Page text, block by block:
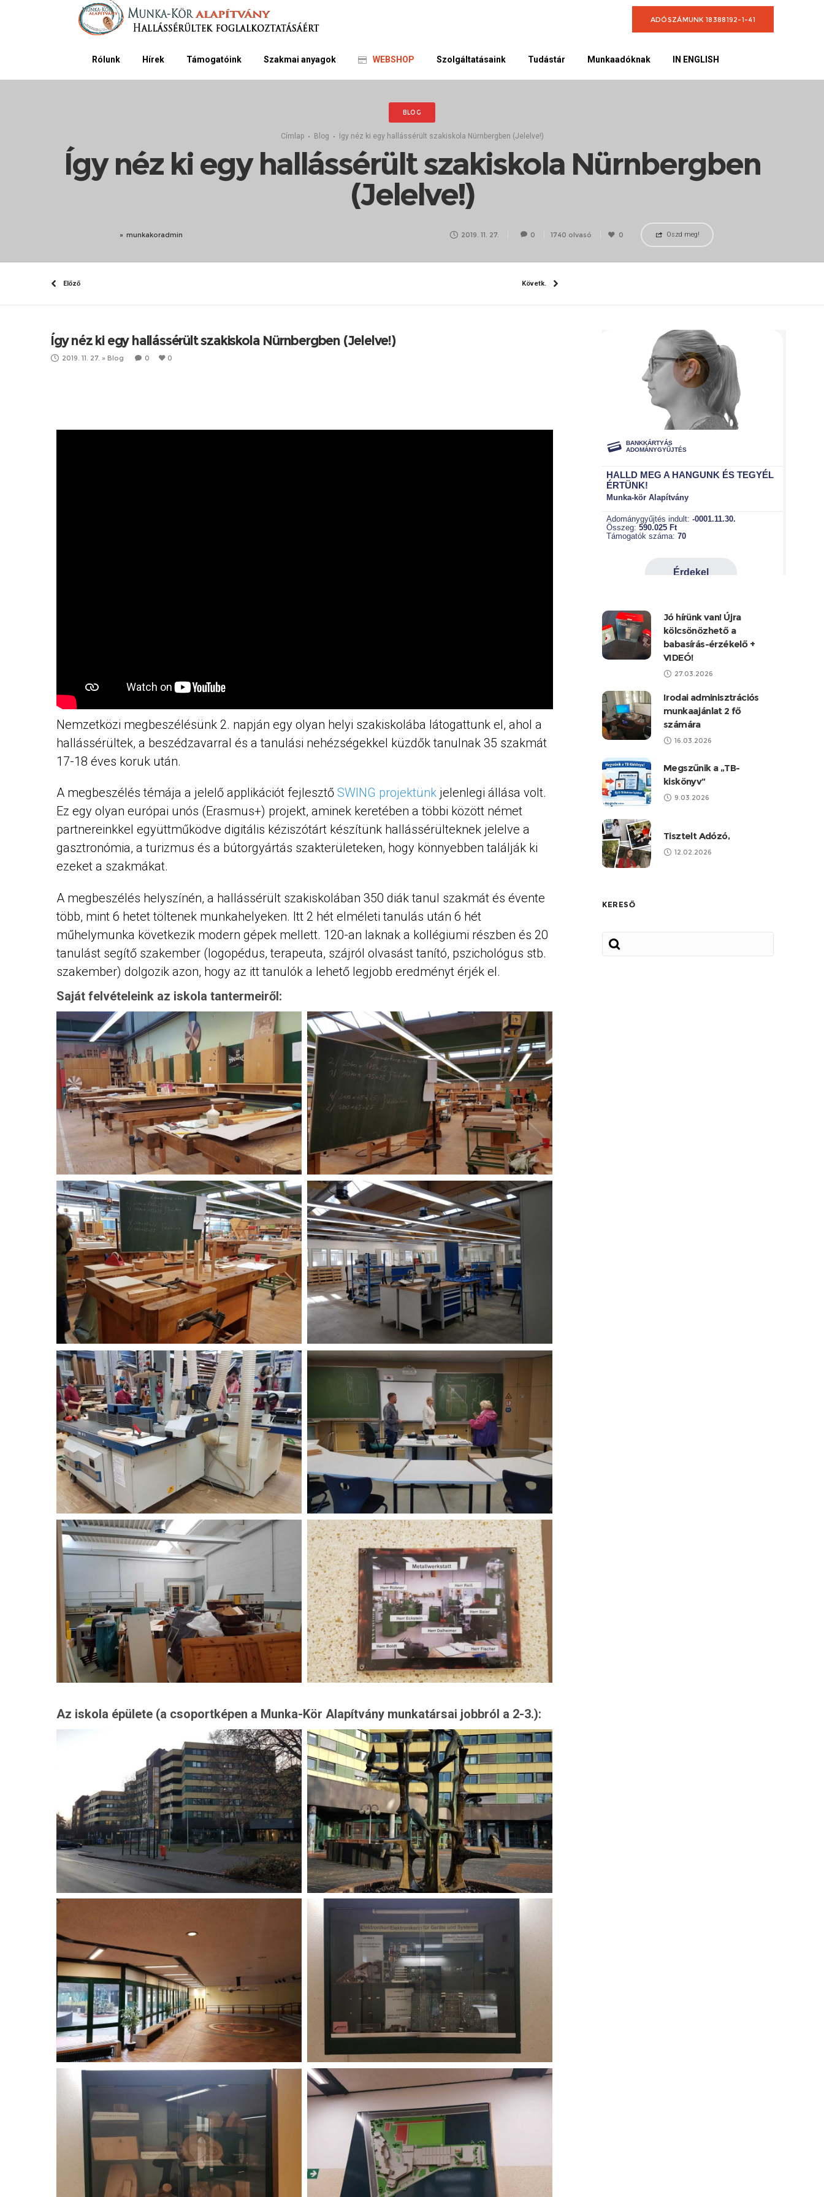
ADÓSZÁMUNK 18388192-1-41
Rólunk Hírek Támogatóink Szakmai anyagok WEBSHOP Szolgáltatásaink Tudástár Munkaadóknak IN ENGLISH
BLOG
Címlap Blog Így néz ki egy hallássérült szakiskola Nürnbergben (Jelelve!)
Így néz ki egy hallássérült szakiskola Nürnbergben
(Jelelve!)
» munkakoradmin 2019. 11. 27. 0 1740 olvasó 0 Oszd meg!
Előző Követk.
Így néz ki egy hallássérült szakiskola Nürnbergben (Jelelve!)
2019. 11. 27. » Blog 0 0
Nemzetközi megbeszélésünk 2. napján egy olyan helyi szakiskolába látogattunk el, ahol a
hallássérültek, a beszédzavarral és a tanulási nehézségekkel küzdők tanulnak 35 szakmát
17-18 éves koruk után.
A megbeszélés témája a jelelő applikációt fejlesztő SWING projektünk jelenlegi állása volt.
Ez egy olyan európai unós (Erasmus+) projekt, aminek keretében a többi között német
partnereinkkel együttműködve digitális kéziszótárt készítünk hallássérülteknek jelelve a
gasztronómia, a turizmus és a bútorgyártás szakterületeken, hogy könnyebben találják ki
ezeket a szakmákat.
A megbeszélés helyszínén, a hallássérült szakiskolában 350 diák tanul szakmát és évente
több, mint 6 hetet töltenek munkahelyeken. Itt 2 hét elméleti tanulás után 6 hét
műhelymunka következik modern gépek mellett. 120-an laknak a kollégiumi részben és 20
tanulást segítő szakember (logopédus, terapeuta, szájról olvasást tanító, pszichológus stb.
szakember) dolgozik azon, hogy az itt tanulók a lehető legjobb eredményt érjék el.
Saját felvételeink az iskola tantermeiről:
Az iskola épülete (a csoportképen a Munka-Kör Alapítvány munkatársai jobbról a 2-3.):
Jó hírünk van! Újra
kölcsönözhető a
babasírás-érzékelő +
VIDEÓ!
27.03.2026
Irodai adminisztrációs
munkaajánlat 2 fő
számára
16.03.2026
Megszűnik a „TB-
kiskönyv”
9.03.2026
Tisztelt Adózó,
12.02.2026
KERESŐ